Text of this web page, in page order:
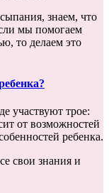
знаем, что
мы помогаем
то делаем это
участвуют трое:
от возможностей
ребенка.
свои знания и